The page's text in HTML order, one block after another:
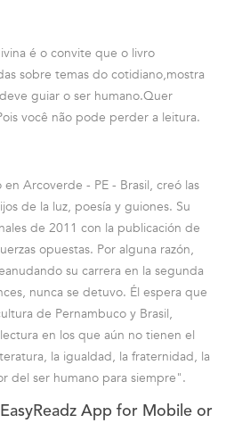
é o convite que o livro
sobre temas do cotidiano,mostra
guiar o ser humano.Quer
você não pode perder a leitura.
en Arcoverde - PE - Brasil, creó las
de la luz, poesía y guiones. Su
de 2011 con la publicación de
opuestas. Por alguna razón,
su carrera en la segunda
nunca se detuvo. Él espera que
de Pernambuco y Brasil,
en los que aún no tienen el
la igualdad, la fraternidad, la
del ser humano para siempre".
App for Mobile or